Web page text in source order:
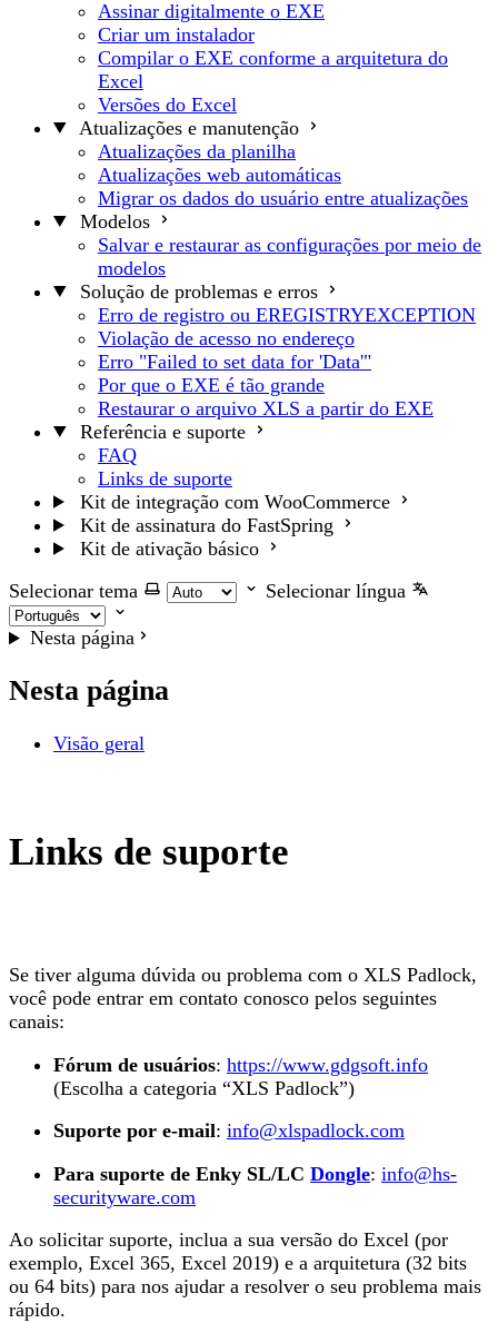
Assinar digitalmente o EXE
Criar um instalador
Compilar o EXE conforme a arquitetura do
Excel
Versões do Excel
Atualizações e manutenção
Atualizações da planilha
Atualizações web automáticas
Migrar os dados do usuário entre atualizações
Modelos
Salvar e restaurar as configurações por meio de
modelos
Solução de problemas e erros
Erro de registro ou EREGISTRYEXCEPTION
Violação de acesso no endereço
Erro "Failed to set data for 'Data'"
Por que o EXE é tão grande
Restaurar o arquivo XLS a partir do EXE
Referência e suporte
FAQ
Links de suporte
Kit de integração com WooCommerce
Kit de assinatura do FastSpring
Kit de ativação básico
Selecionar tema
Selecionar língua
Nesta página
Nesta página
Visão geral
Links de suporte
Se tiver alguma dúvida ou problema com o XLS Padlock,
você pode entrar em contato conosco pelos seguintes
canais:
Fórum de usuários: https://www.gdgsoft.info
(Escolha a categoria “XLS Padlock”)
Suporte por e-mail: info@xlspadlock.com
Para suporte de Enky SL/LC Dongle: info@hs-
securityware.com
Ao solicitar suporte, inclua a sua versão do Excel (por
exemplo, Excel 365, Excel 2019) e a arquitetura (32 bits
ou 64 bits) para nos ajudar a resolver o seu problema mais
rápido.